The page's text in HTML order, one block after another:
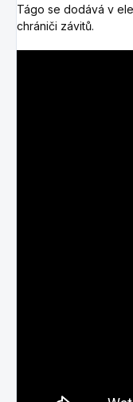
Tágo se dodává v
chrániči závitů.